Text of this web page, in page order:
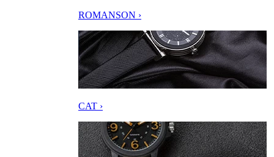
ROMANSON ›
CAT ›